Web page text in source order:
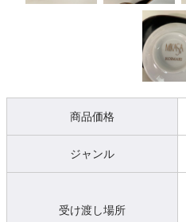
商品価格
ジャンル
受け渡し場所